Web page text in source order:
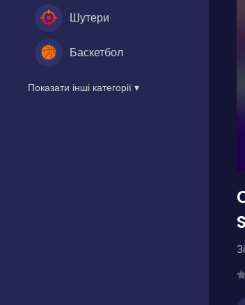
Шутери
Баскетбол
Показати інші категорії ▾